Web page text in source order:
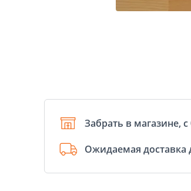
Забрать в магазине, с
Ожидаемая доставка